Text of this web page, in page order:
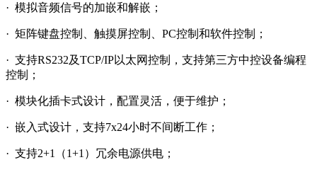
· 模拟音频信号的加嵌和解嵌；
· 矩阵键盘控制、触摸屏控制、PC控制和软件控制；
· 支持RS232及TCP/IP以太网控制，支持第三方中控设备编程
控制；
· 模块化插卡式设计，配置灵活，便于维护；
· 嵌入式设计，支持7x24小时不间断工作；
· 支持2+1（1+1）冗余电源供电；